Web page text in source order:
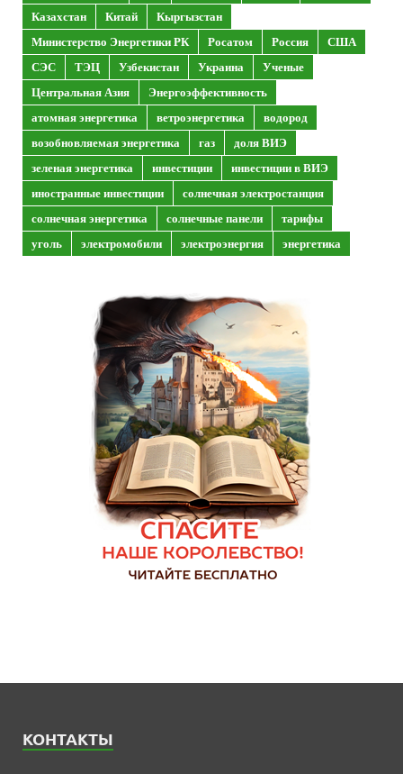
Казахстан
Китай
Кыргызстан
Министерство Энергетики РК
Росатом Россия
США
СЭС
ТЭЦ Узбекистан Украина
Ученые
Центральная Азия
Энергоэффективность
атомная энергетика
ветроэнергетика
водород
возобновляемая энергетика
газ
доля ВИЭ
зеленая энергетика
инвестиции
инвестиции в ВИЭ
иностранные инвестиции
солнечная электростанция
солнечная энергетика
солнечные панели
тарифы
уголь
электромобили электроэнергия энергетика
КОНТАКТЫ